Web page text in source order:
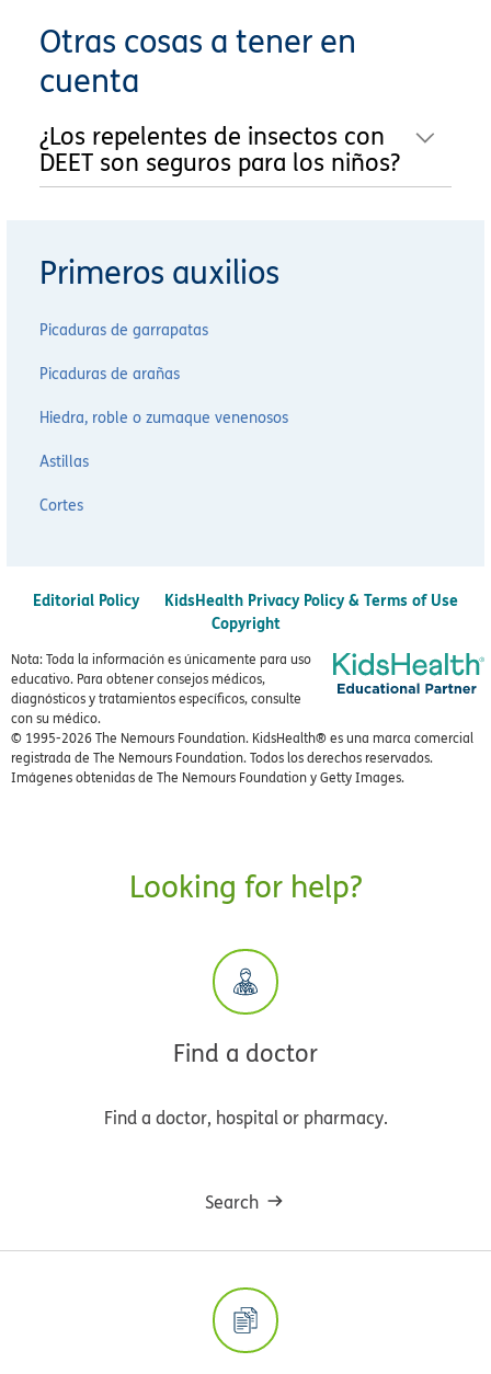
Otras cosas a tener en
cuenta
¿Los repelentes de insectos con
DEET son seguros para los niños?
Primeros auxilios
Picaduras de garrapatas
Picaduras de arañas
Hiedra, roble o zumaque venenosos
Astillas
Cortes
Editorial Policy
KidsHealth Privacy Policy & Terms of Use
Copyright
Nota: Toda la información es únicamente para uso
educativo. Para obtener consejos médicos,
diagnósticos y tratamientos específicos, consulte
con su médico.
© 1995-2026 The Nemours Foundation. KidsHealth® es una marca comercial
registrada de The Nemours Foundation. Todos los derechos reservados.
Imágenes obtenidas de The Nemours Foundation y Getty Images.
Looking for help?
Find a doctor
Find a doctor, hospital or pharmacy.
Search